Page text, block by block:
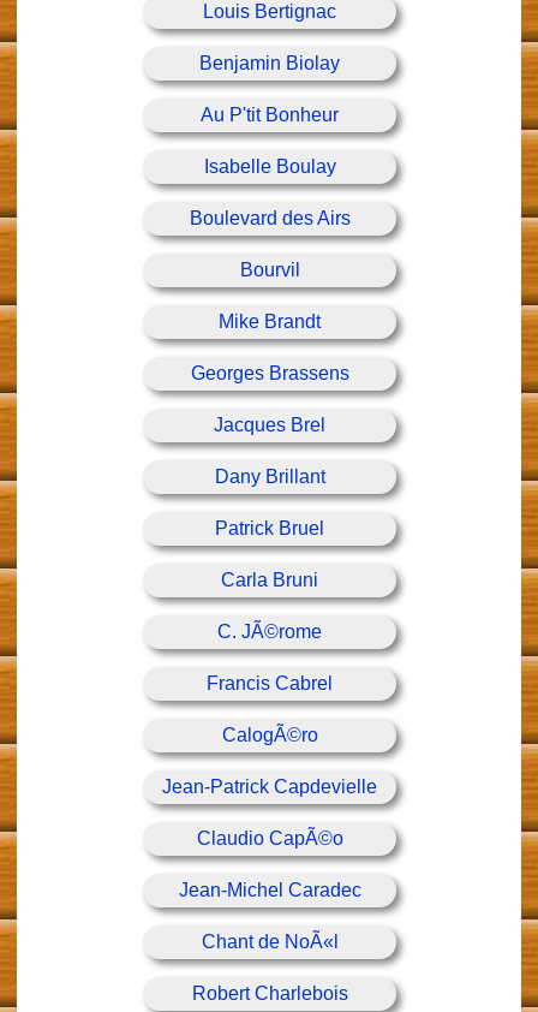
Louis Bertignac
Benjamin Biolay
Au P'tit Bonheur
Isabelle Boulay
Boulevard des Airs
Bourvil
Mike Brandt
Georges Brassens
Jacques Brel
Dany Brillant
Patrick Bruel
Carla Bruni
C. JÃ©rome
Francis Cabrel
CalogÃ©ro
Jean-Patrick Capdevielle
Claudio CapÃ©o
Jean-Michel Caradec
Chant de NoÃ«l
Robert Charlebois